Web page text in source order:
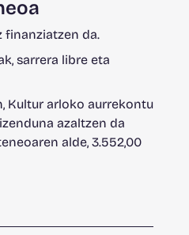
finanziatzen da.
sarrera libre eta
Kultur arloko aurrekontu
azaltzen da
alde, 3.552,00